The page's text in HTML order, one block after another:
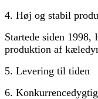
4. Høj og stabil
Startede siden 1998,
produktion af
5. Levering til tiden
6.